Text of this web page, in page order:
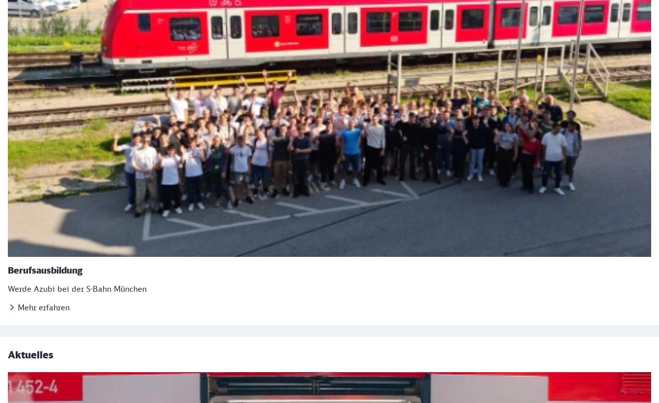
Berufsausbildung
Werde Azubi bei der S-Bahn München
Mehr erfahren
Aktuelles